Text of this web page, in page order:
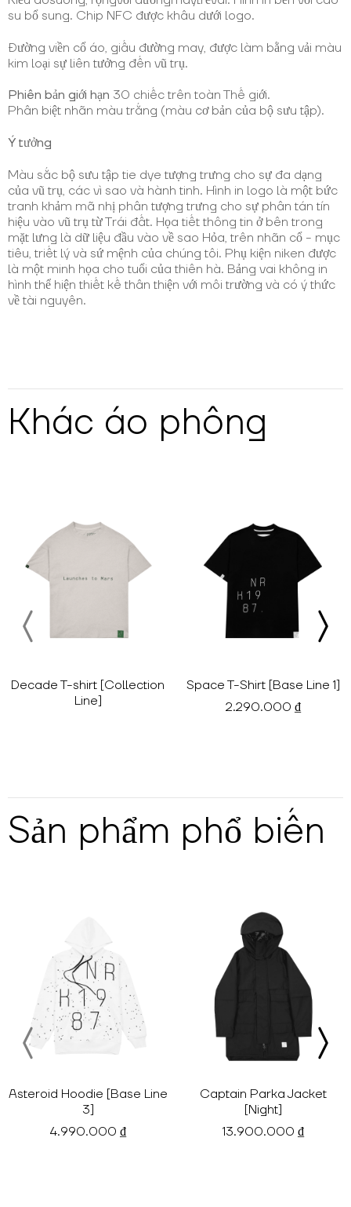
su bổ sung. Chip NFC được khâu dưới logo.
Đường viền cổ áo, giấu đường may, được làm bằng vải màu
kim loại sự liên tưởng đến vũ trụ.
Phiên bản giới hạn 30 chiếc trên toàn Thế giới.
Phân biệt nhãn màu trắng (màu cơ bản của bộ sưu tập).
Ý tưởng
Màu sắc bộ sưu tập tie dye tượng trưng cho sự đa dạng
của vũ trụ, các vì sao và hành tinh. Hình in logo là một bức
tranh khảm mã nhị phân tượng trưng cho sự phân tán tín
hiệu vào vũ trụ từ Trái đất. Họa tiết thông tin ở bên trong
mặt lưng là dữ liệu đầu vào về sao Hỏa, trên nhãn cổ - mục
tiêu, triết lý và sứ mệnh của chúng tôi. Phụ kiện niken được
là một minh họa cho tuổi của thiên hà. Bảng vai không in
hình thể hiện thiết kế thân thiện với môi trường và có ý thức
về tài nguyên.
Khác áo phông
Decade T-shirt [Collection
Line]
Space T-Shirt [Base Line 1]
2.290.000 ₫
Sản phẩm phổ biến
Asteroid Hoodie [Base Line
3]
4.990.000 ₫
Captain Parka Jacket
[Night]
13.900.000 ₫